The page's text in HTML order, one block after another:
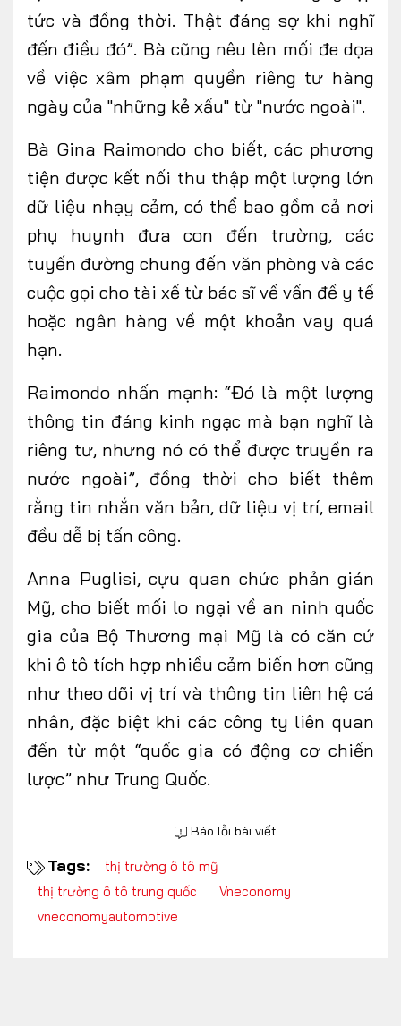
tức và đồng thời. Thật đáng sợ khi nghĩ
đến điều đó”. Bà cũng nêu lên mối đe dọa
về việc xâm phạm quyền riêng tư hàng
ngày của "những kẻ xấu" từ "nước ngoài".
Bà Gina Raimondo cho biết, các phương
tiện được kết nối thu thập một lượng lớn
dữ liệu nhạy cảm, có thể bao gồm cả nơi
phụ huynh đưa con đến trường, các
tuyến đường chung đến văn phòng và các
cuộc gọi cho tài xế từ bác sĩ về vấn đề y tế
hoặc ngân hàng về một khoản vay quá
hạn.
Raimondo nhấn mạnh: “Đó là một lượng
thông tin đáng kinh ngạc mà bạn nghĩ là
riêng tư, nhưng nó có thể được truyền ra
nước ngoài”, đồng thời cho biết thêm
rằng tin nhắn văn bản, dữ liệu vị trí, email
đều dễ bị tấn công.
Anna Puglisi, cựu quan chức phản gián
Mỹ, cho biết mối lo ngại về an ninh quốc
gia của Bộ Thương mại Mỹ là có căn cứ
khi ô tô tích hợp nhiều cảm biến hơn cũng
như theo dõi vị trí và thông tin liên hệ cá
nhân, đặc biệt khi các công ty liên quan
đến từ một “quốc gia có động cơ chiến
lược” như Trung Quốc.
Báo lỗi bài viết
Tags:
thị trường ô tô mỹ
thị trường ô tô trung quốc
Vneconomy
vneconomyautomotive